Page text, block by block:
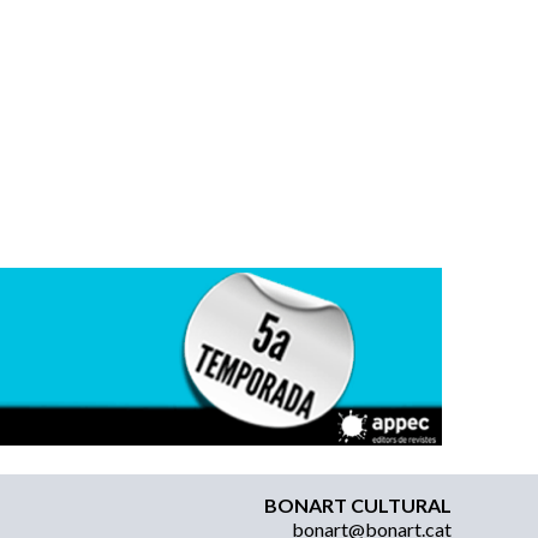
BONART CULTURAL
bonart@bonart.cat